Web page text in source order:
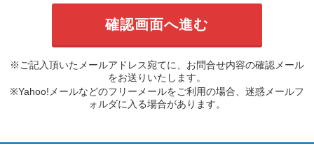
※ご記入頂いたメールアドレス宛てに、お問合せ内容の確認メール
をお送りいたします。
※Yahoo!メールなどのフリーメールをご利用の場合、迷惑メールフ
ォルダに入る場合があります。